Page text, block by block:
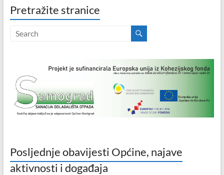
Pretražite stranice
Posljednje obavijesti Općine, najave
aktivnosti i događaja